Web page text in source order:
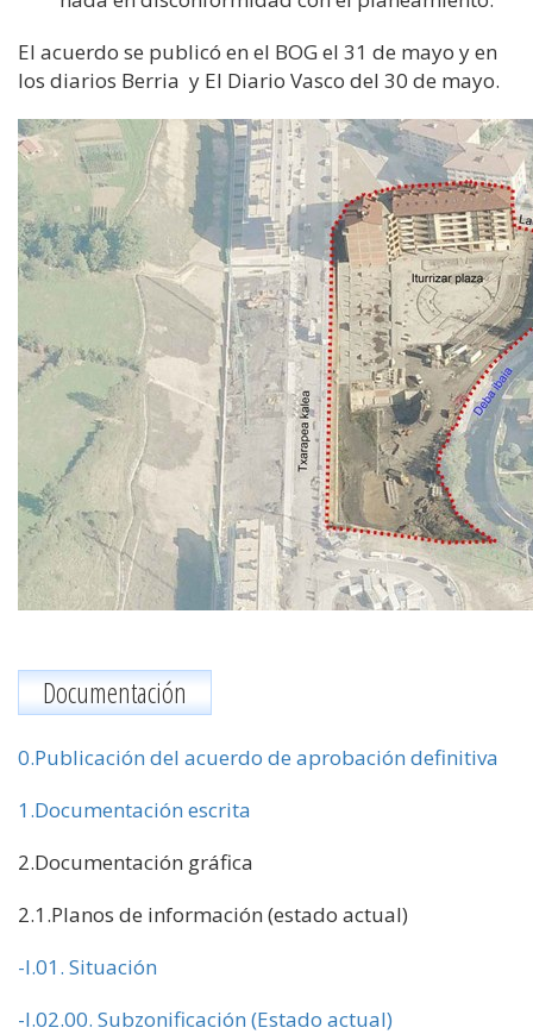
El acuerdo se publicó en el BOG el 31 de mayo y en
los diarios Berria y El Diario Vasco del 30 de mayo.
Documentación
0.Publicación del acuerdo de aprobación definitiva
1.Documentación escrita
2.Documentación gráfica
2.1.Planos de información (estado actual)
-I.01. Situación
-I.02.00. Subzonificación (Estado actual)